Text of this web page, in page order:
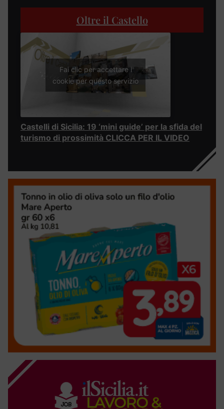
Oltre il Castello
Fai clic per accettare i
cookie per questo servizio
Castelli di Sicilia: 19 ‘mini guide’ per la sfida del
turismo di prossimità CLICCA PER IL VIDEO